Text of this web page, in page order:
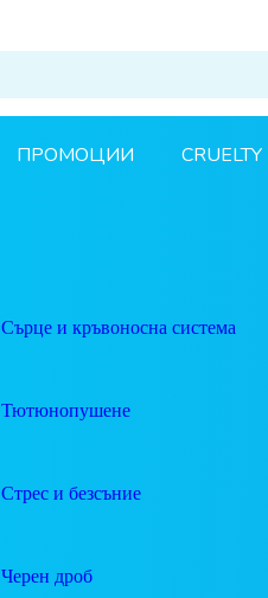
Сърце и кръвоносна система
Тютюнопушене
Стрес и безсъние
Черен дроб
ПРОМОЦИИ CRUELTY